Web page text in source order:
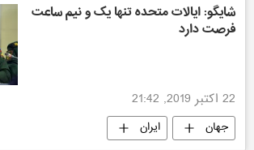
شایگو: ایالات متحده تنها یک و نیم ساعت
فرصت دارد
22 اکتبر 2019, 21:42
جهان ایران